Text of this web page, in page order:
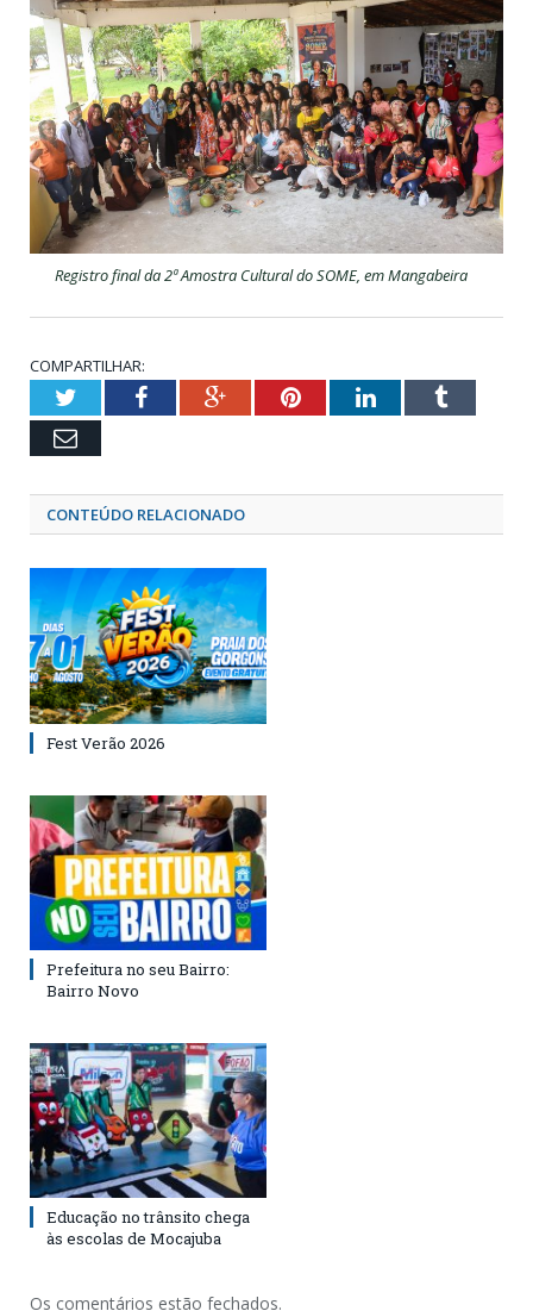
Registro final da 2ª Amostra Cultural do SOME, em Mangabeira
COMPARTILHAR:
TwitterFacebookGoogle+PinterestLinkedInTumblr
Email
CONTEÚDO RELACIONADO
Fest Verão 2026
Prefeitura no seu Bairro:
Bairro Novo
Educação no trânsito chega
às escolas de Mocajuba
Os comentários estão fechados.